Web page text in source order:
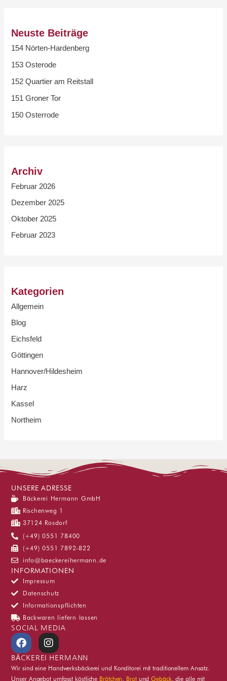
Neuste Beiträge
154 Nörten-Hardenberg
153 Osterode
152 Quartier am Reitstall
151 Groner Tor
150 Osterrode
Archiv
Februar 2026
Dezember 2025
Oktober 2025
Februar 2023
Kategorien
Allgemein
Blog
Eichsfeld
Göttingen
Hannover/Hildesheim
Harz
Kassel
Northeim
UNSERE ADRESSE
Bäckerei Hermann GmbH
Rischenweg 1
37124 Rosdorf
(+49) 0551 78400
(+49) 0551 7892-822
info@baeckereihermann.de
INFORMATIONEN
Impressum
Datenschutz
Informationspflichten
Backwaren liefern lassen
SOCIAL MEDIA
F
a
c
e
b
I
n
s
t
a
BÄCKEREI HERMANN
Wir sind eine Handwerksbäckerei und Konditorei mit traditionellem Ansatz.
Unser Angebot umfasst köstliche Brötchen, BrotundGebäck, die alle mit